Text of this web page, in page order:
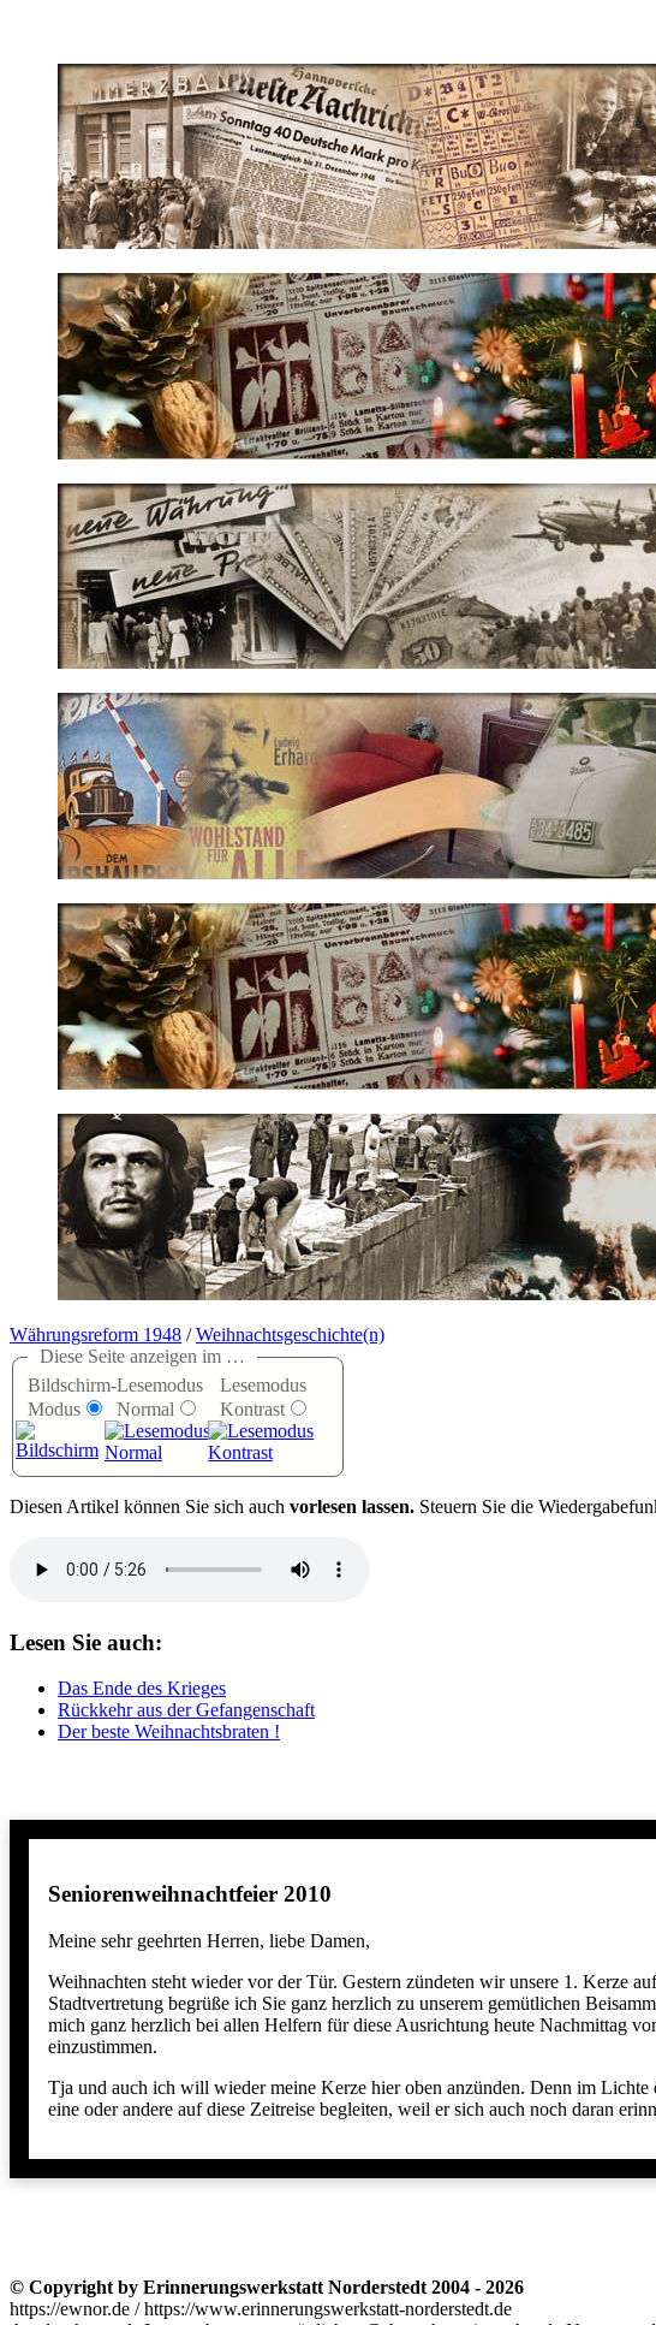
Währungsreform 1948 /Weihnachtsgeschichte(n)
Diese Seite anzeigen im …
Bildschirm-
Modus
Lesemodus
Normal
Lesemodus
Kontrast
Diesen Artikel können Sie sich auch vorlesen lassen. Steuern Sie die
Lesen Sie auch:
Das Ende des Krieges
Rückkehr aus der Gefangenschaft
Der beste Weihnachtsbraten !
Seniorenweihnachtfeier 2010
Meine sehr geehrten Herren, liebe Damen,
Weihnachten steht wieder vor der Tür. Gestern zündeten wir unsere 1. Kerze
Stadtvertretung begrüße ich Sie ganz herzlich zu unserem gemütlichen
mich ganz herzlich bei allen Helfern für diese Ausrichtung heute Nachmittag
einzustimmen.
Tja und auch ich will wieder meine Kerze hier oben anzünden. Denn im Lichte
eine oder andere auf diese Zeitreise begleiten, weil er sich auch noch daran
© Copyright by Erinnerungswerkstatt Norderstedt 2004 - 2026
https://ewnor.de / https://www.erinnerungswerkstatt-norderstedt.de